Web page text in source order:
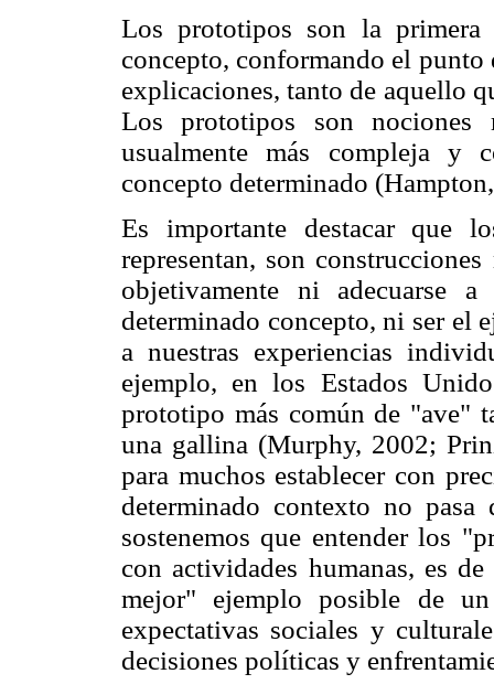
Los prototipos son la
concepto, conformando el punto
explicaciones, tanto de aquello
Los prototipos son nociones
usualmente más compleja y
concepto determinado
Es importante destacar que
representan, son
objetivamente ni adecuarse
determinado concepto, ni ser el
a nuestras experiencias
ejemplo, en los Estados
prototipo más común de "ave"
una gallina (Murphy, 2002;
para muchos establecer con
determinado contexto no
sostenemos que entender los
con actividades humanas, es
mejor" ejemplo posible de
expectativas sociales y
decisiones políticas y